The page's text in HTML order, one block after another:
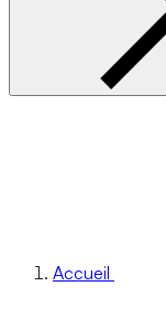
Accueil